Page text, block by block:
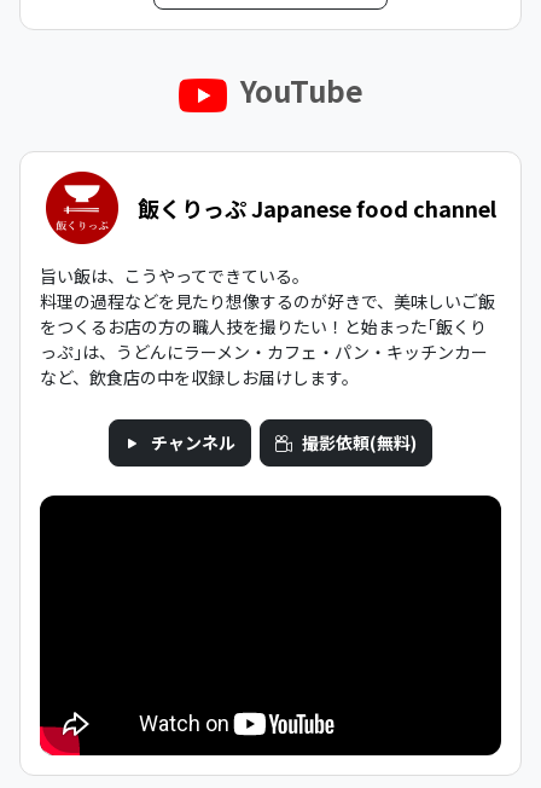
YouTube
飯くりっぷ Japanese food channel
旨い飯は、こうやってできている。
料理の過程などを見たり想像するのが好きで、美味しいご飯
をつくるお店の方の職人技を撮りたい！と始まった｢飯くり
っぷ｣は、うどんにラーメン・カフェ・パン・キッチンカー
など、飲食店の中を収録しお届けします。
チャンネル 撮影依頼(無料)